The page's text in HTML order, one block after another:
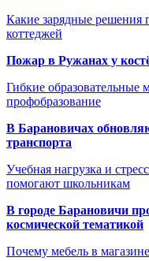
Какие зарядные решения
коттеджей
Пожар в Ружанах у
Гибкие образовательные
профобразование
В Барановичах
транспорта
Учебная нагрузка и
помогают школьникам
В городе Барановичи
космической тематикой
Почему мебель в